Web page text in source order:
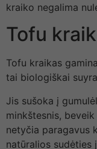
kraiko negalima
Tofu
Tofu kraikas
tai biologiškai
Jis sušoka į
minkštesnis,
netyčia paragavus
natūralios sudėties